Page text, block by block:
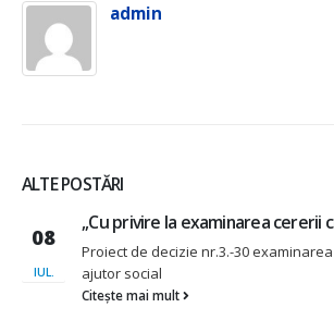
admin
ALTE POSTĂRI
08
IUL.
,,Cu privire la examinarea cererii
Proiect de decizie nr.3.-30
ajutor social
Citește mai mult